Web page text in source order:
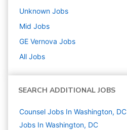
Unknown Jobs
Mid Jobs
GE Vernova Jobs
All Jobs
SEARCH ADDITIONAL JOBS
Counsel Jobs In Washington, DC
Jobs In Washington, DC